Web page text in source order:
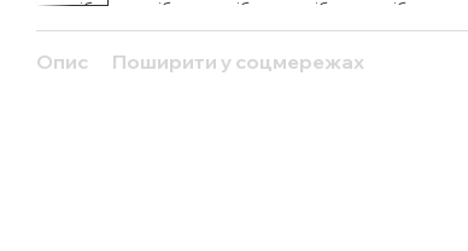
Опис Поширити у соцмережах